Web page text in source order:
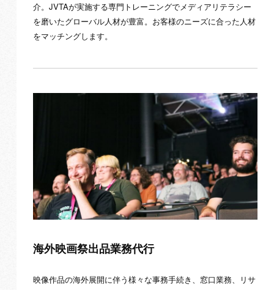
介。JVTAが実施する専門トレーニングでメディアリテラシー
を磨いたグローバル人材が豊富。お客様のニーズに合った人材
をマッチングします。
海外映画祭出品業務代行
映像作品の海外展開に伴う様々な事務手続き、窓口業務、リサ